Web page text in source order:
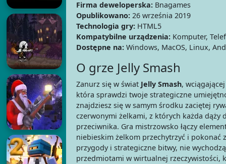
Firma deweloperska:Bnagames
Opublikowano:26 września 2019
Technologia gry:HTML5
Kompatybilne urządzenia:Komputer,
Dostępne na:Windows, MacOS, Linux,
O grze Jelly Smash
Zanurz się w świat Jelly Smash,
która sprawdzi twoje strategiczne
znajdziesz się w samym środku zaciętej
czerwonymi żelkami, z których każda
przeciwnika. Gra mistrzowsko łączy
niebieskim żelkom przechytrzyć i pokonać
przygody i strategiczne bitwy, nie
przedmiotami w wirtualnej rzeczywistości,